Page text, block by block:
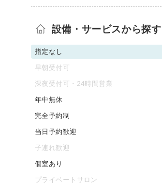
設備・サービスから探す
指定なし
早朝受付可
深夜受付可・24時間営業
年中無休
完全予約制
当日予約歓迎
子連れ歓迎
個室あり
プライベートサロン